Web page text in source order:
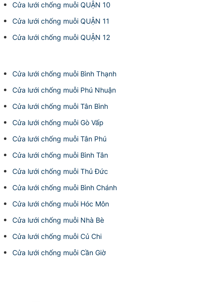
Cửa lưới chống muỗi QUẬN 10
Cửa lưới chống muỗi QUẬN 11
Cửa lưới chống muỗi QUẬN 12
Cửa lưới chống muỗi Bình Thạnh
Cửa lưới chống muỗi Phú Nhuận
Cửa lưới chống muỗi Tân Bình
Cửa lưới chống muỗi Gò Vấp
Cửa lưới chống muỗi Tân Phú
Cửa lưới chống muỗi Bình Tân
Cửa lưới chống muỗi Thủ Đức
Cửa lưới chống muỗi Bình Chánh
Cửa lưới chống muỗi Hóc Môn
Cửa lưới chống muỗi Nhà Bè
Cửa lưới chống muỗi Củ Chi
Cửa lưới chống muỗi Cần Giờ